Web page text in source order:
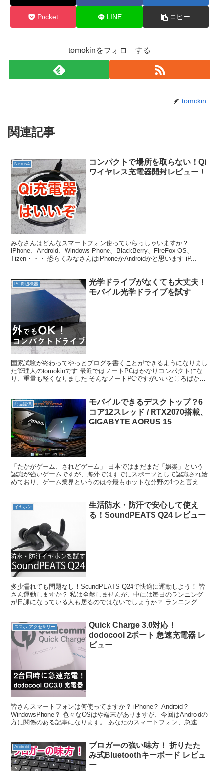
Pocket LINE コピー
tomokinをフォローする
tomokin
関連記事
Nexus4
コンパクトで場所を取らない！Qi
ワイヤレス充電器開封レビュー！
みなさんはどんなスマートフォン使っていらっしゃいますか？
iPhone、Android、Windows Phone、BlackBerry、FireFox OS、
Tizen・・・ 恐らくみなさんはiPhoneかAndroidかと思います iP...
PC周辺機器
光学ドライブがなくても大丈夫！
モバイル光学ドライブを試す
国家試験が終わってやっとブログを書くことができるようになりまし
た管理人のtomokinです 最近ではノートPCはかなりコンパクトにな
り、重量も軽くなりました そんなノートPCですがいいところばかり
商品提供
モバイルできるデスクトップ？6
コア12スレッド / RTX2070搭載、
GIGABYTE AORUS 15
「たかがゲーム、されどゲーム」 日本ではまだまだ「娯楽」という
認識が強いゲームですが、海外ではすでにスポーツとして認識され始
めており、ゲーム業界というのは今最もホットな分野の1つと言える
イヤホン
生活防水・防汗で安心して使え
る！SoundPEATS Q24 レビュー
多少濡れても問題なし！SoundPEATS Q24で快適に運動しよう！ 皆
さん運動しますか？ 私は全然しませんが、中には毎日のランニング
が日課になっている人も居るのではないでしょうか？ ランニングす
スマホ アクセサリー
Quick Charge 3.0対応！
dodocool 2ポート 急速充電器 レ
ビュー
皆さんスマートフォンは何使ってますか？ iPhone？ Android？
WindowsPhone？ 色々なOSはや端末がありますが、今回はAndroidの
方に関係のある記事になります。 あなたのスマートフォン、急速充
Android
ブロガーの強い味方！ 折りたた
み式Bluetoothキーボード レビュ
ー